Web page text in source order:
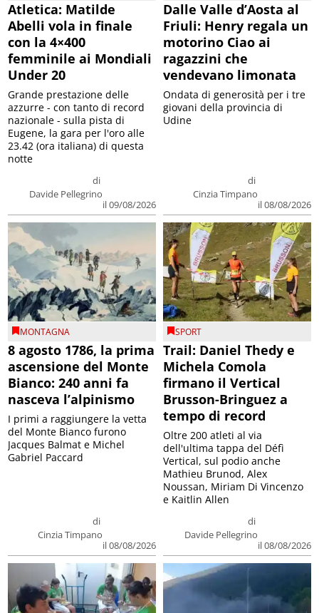
Atletica: Matilde
Abelli vola in finale
con la 4×400
femminile ai Mondiali
Under 20
di
Davide Pellegrino
il 09/08/2026
Grande prestazione delle
azzurre - con tanto di record
nazionale - sulla pista di
Eugene, la gara per l'oro alle
23.42 (ora italiana) di questa
notte
Dalle Valle d’Aosta al
Friuli: Henry regala un
motorino Ciao ai
ragazzini che
vendevano limonata
di
Cinzia Timpano
il 08/08/2026
Ondata di generosità per i tre
giovani della provincia di
Udine
MONTAGNA
8 agosto 1786, la prima
ascensione del Monte
Bianco: 240 anni fa
nasceva l’alpinismo
di
Cinzia Timpano
il 08/08/2026
I primi a raggiungere la vetta
del Monte Bianco furono
Jacques Balmat e Michel
Gabriel Paccard
SPORT
Trail: Daniel Thedy e
Michela Comola
firmano il Vertical
Brusson-Bringuez a
tempo di record
di
Davide Pellegrino
il 08/08/2026
Oltre 200 atleti al via
dell'ultima tappa del Défì
Vertical, sul podio anche
Mathieu Brunod, Alex
Noussan, Miriam Di Vincenzo
e Kaitlin Allen